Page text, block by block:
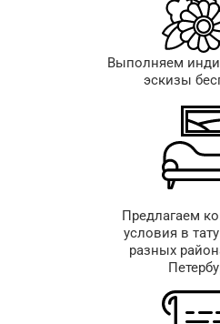
Выполняем
эскизы
Предлагаем
условия в
разных